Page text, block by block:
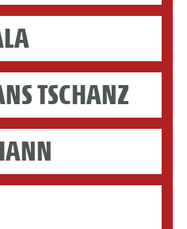
TSCHANZ